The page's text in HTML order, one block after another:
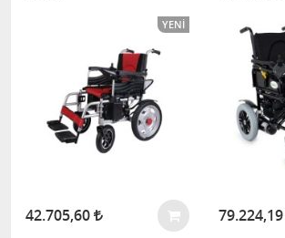
YENI
42.705,60 79.224,19